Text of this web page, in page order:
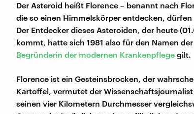
Der Asteroid heißt Florence – benannt nach
die so einen Himmelskörper entdecken,
Der Entdecker dieses Asteroiden, der heute
kommt, hatte sich 1981 also für den Namen
Begründerin der modernen Krankenpflege gilt.
Florence ist ein Gesteinsbrocken, der
Kartoffel, vermutet der
seinen vier Kilometern Durchmesser